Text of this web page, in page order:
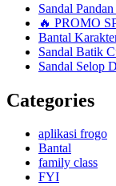
Sandal
🔥 PROMO
Bantal
Sandal Batik
Sandal Selop
Categories
aplikasi frogo
Bantal
family class
FYI